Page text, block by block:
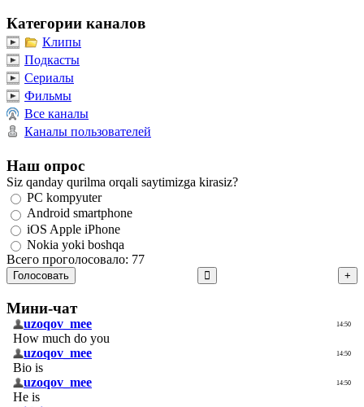
Категории каналов
Клипы
Подкасты
Сериалы
Фильмы
Все каналы
Каналы пользователей
Наш опрос
Siz qanday qurilma orqali saytimizga kirasiz?
PC kompyuter
Android smartphone
iOS Apple iPhone
Nokia yoki boshqa
Всего проголосовало: 77
Голосовать
Мини-чат